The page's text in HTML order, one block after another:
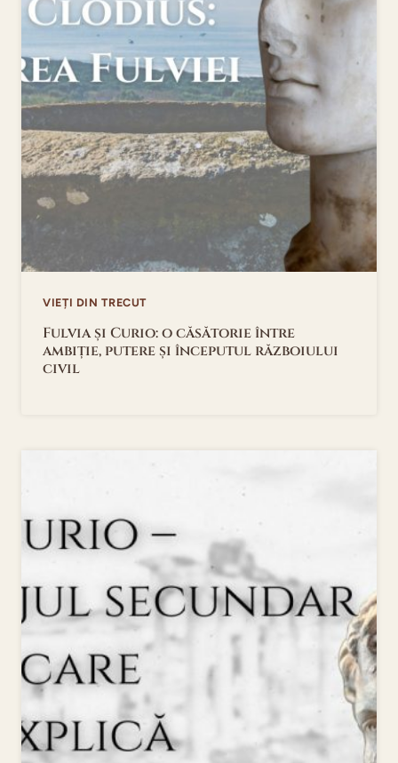
VIEȚI DIN TRECUT
Fulvia și Curio: o căsătorie între
ambiție, putere și începutul războiului
civil